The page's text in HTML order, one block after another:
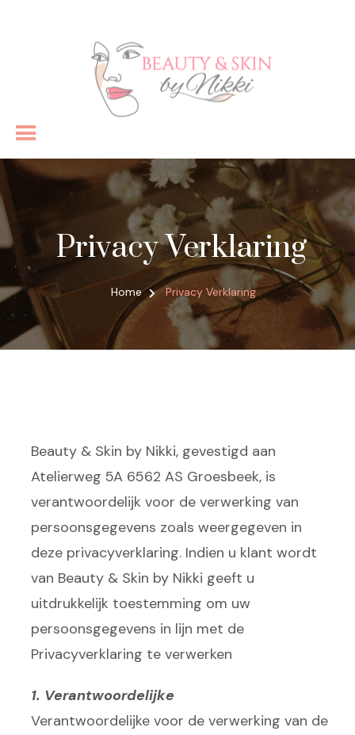
Schoonheidsspecialist
Privacy Verklaring
Home Privacy Verklaring
Beauty & Skin by Nikki, gevestigd aan
Atelierweg 5A 6562 AS Groesbeek, is
verantwoordelijk voor de verwerking van
persoonsgegevens zoals weergegeven in
deze privacyverklaring. Indien u klant wordt
van Beauty & Skin by Nikki geeft u
uitdrukkelijk toestemming om uw
persoonsgegevens in lijn met de
Privacyverklaring te verwerken
1. Verantwoordelijke
Verantwoordelijke voor de verwerking van de